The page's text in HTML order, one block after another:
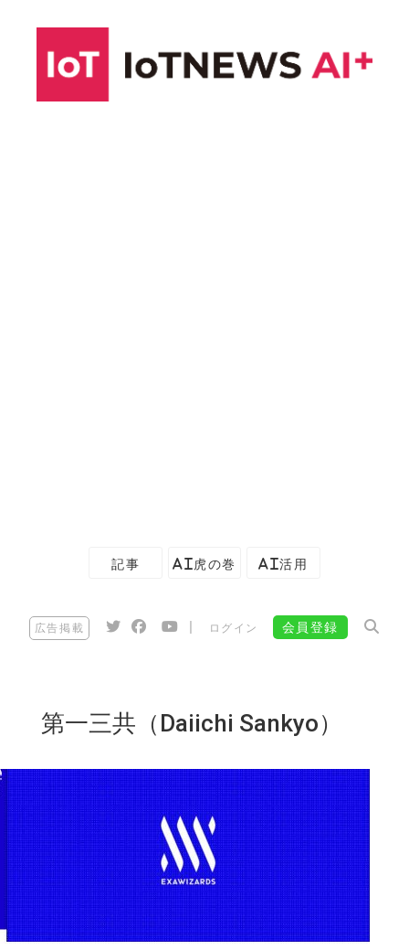
記事 AI虎の巻 AI活用
広告掲載 ログイン 会員登録
第一三共（Daiichi Sankyo）